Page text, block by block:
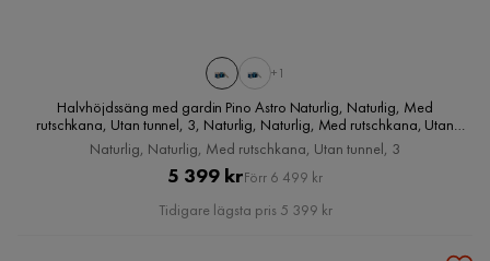
+1
Halvhöjdssäng med gardin Pino Astro Naturlig, Naturlig, Med
rutschkana, Utan tunnel, 3, Naturlig, Naturlig, Med rutschkana, Utan
tunnel, 3
Naturlig, Naturlig, Med rutschkana, Utan tunnel, 3
Pris
5 399 krOriginal
Pris
Förr 6 499 kr
Tidigare lägsta pris 5 399 kr